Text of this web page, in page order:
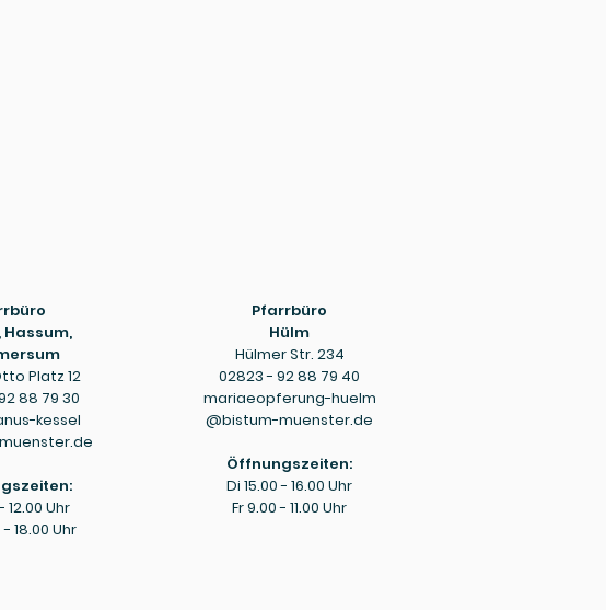
Hassum,
Platz 12
88 79 30
kessel
12.00 Uhr
- 18.00 Uhr
Pfarrbüro
Hülm
Hülmer Str. 234
02823 - 92 88 79 40
mariaeopferung-huelm
@bistum-muenster.de
Öffnungszeiten:
Di 15.00 - 16.00 Uhr
Fr 9.00 - 11.00 Uhr